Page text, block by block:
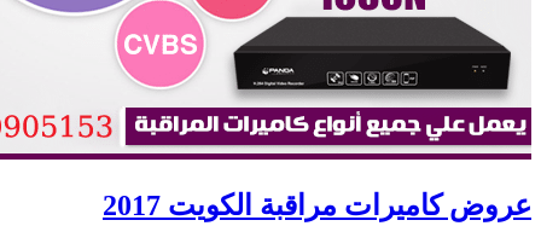
عروض كاميرات مراقبة الكويت 2017